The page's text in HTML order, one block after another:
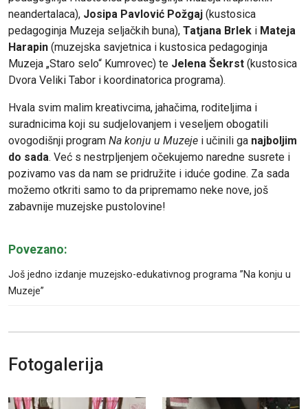
neandertalaca), Josipa Pavlović Požgaj (kustosica
pedagoginja Muzeja seljačkih buna), Tatjana Brlek i Mateja
Harapin (muzejska savjetnica i kustosica pedagoginja
Muzeja „Staro selo“ Kumrovec) te Jelena Šekrst (kustosica
Dvora Veliki Tabor i koordinatorica programa).
Hvala svim malim kreativcima, jahačima, roditeljima i
suradnicima koji su sudjelovanjem i veseljem obogatili
ovogodišnji program Na konju u Muzeje i učinili ga najboljim
do sada. Već s nestrpljenjem očekujemo naredne susrete i
pozivamo vas da nam se pridružite i iduće godine. Za sada
možemo otkriti samo to da pripremamo neke nove, još
zabavnije muzejske pustolovine!
Povezano:
Još jedno izdanje muzejsko-edukativnog programa ”Na konju u
Muzeje”
Fotogalerija